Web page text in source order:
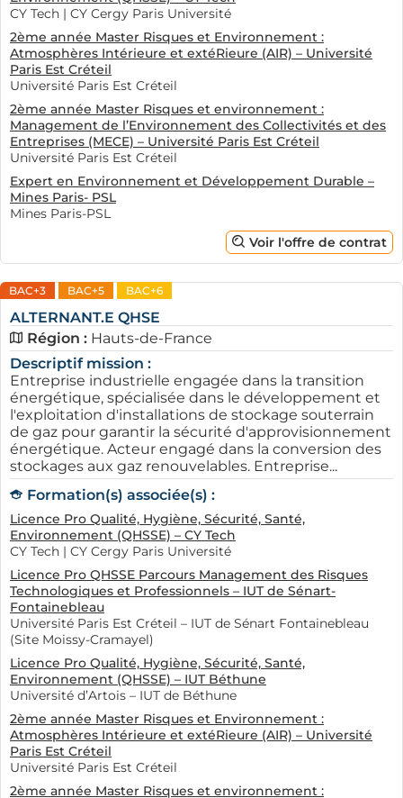
CY Tech | CY Cergy Paris Université
2ème année Master Risques et Environnement :
Atmosphères Intérieure et extéRieure (AIR) – Université
Paris Est Créteil
Université Paris Est Créteil
2ème année Master Risques et environnement :
Management de l’Environnement des Collectivités et des
Entreprises (MECE) – Université Paris Est Créteil
Université Paris Est Créteil
Expert en Environnement et Développement Durable –
Mines Paris- PSL
Mines Paris-PSL
Voir l'offre de contrat
BAC+3 BAC+5 BAC+6
ALTERNANT.E QHSE
Région : Hauts-de-France
Descriptif mission :
Entreprise industrielle engagée dans la transition
énergétique, spécialisée dans le développement et
l'exploitation d'installations de stockage souterrain
de gaz pour garantir la sécurité d'approvisionnement
énergétique. Acteur engagé dans la conversion des
stockages aux gaz renouvelables. Entreprise...
Formation(s) associée(s) :
Licence Pro Qualité, Hygiène, Sécurité, Santé,
Environnement (QHSSE) – CY Tech
CY Tech | CY Cergy Paris Université
Licence Pro QHSSE Parcours Management des Risques
Technologiques et Professionnels – IUT de Sénart-
Fontainebleau
Université Paris Est Créteil – IUT de Sénart Fontainebleau
(Site Moissy-Cramayel)
Licence Pro Qualité, Hygiène, Sécurité, Santé,
Environnement (QHSSE) – IUT Béthune
Université d’Artois – IUT de Béthune
2ème année Master Risques et Environnement :
Atmosphères Intérieure et extéRieure (AIR) – Université
Paris Est Créteil
Université Paris Est Créteil
2ème année Master Risques et environnement :